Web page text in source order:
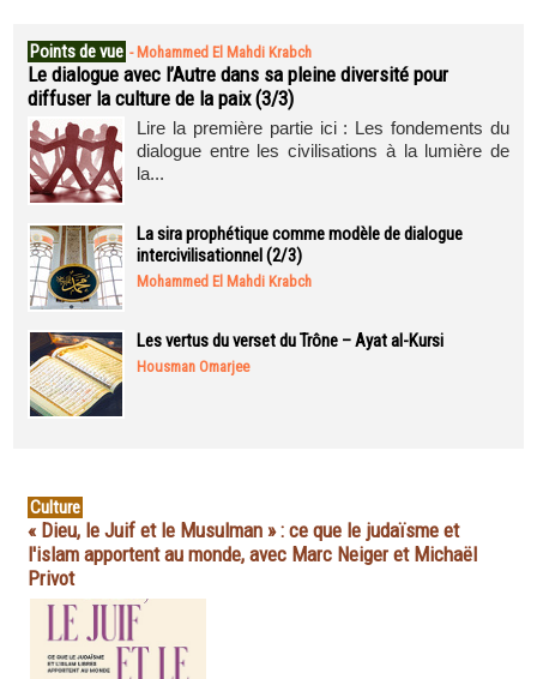
Points de vue - Mohammed El Mahdi Krabch
Le dialogue avec l’Autre dans sa pleine diversité pour
diffuser la culture de la paix (3/3)
Lire la première partie ici : Les fondements du
dialogue entre les civilisations à la lumière de
la...
La sira prophétique comme modèle de dialogue
intercivilisationnel (2/3)
Mohammed El Mahdi Krabch
Les vertus du verset du Trône – Ayat al-Kursi
Housman Omarjee
Culture
« Dieu, le Juif et le Musulman » : ce que le judaïsme et
l'islam apportent au monde, avec Marc Neiger et Michaël
Privot